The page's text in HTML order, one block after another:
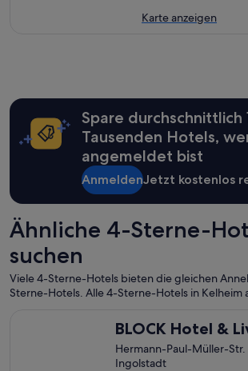
Karte anzeigen
Spare durchschnittlich
Tausenden Hotels,
angemeldet bist
AnmeldenJetzt kostenlos
Ähnliche 4-Sterne-
suchen
Viele 4-Sterne-Hotels bieten die gleichen
Sterne-Hotels. Alle 4-Sterne-Hotels in Kelheim
BLOCK Hotel &
Hermann-Paul-Müller-Str.
Ingolstadt